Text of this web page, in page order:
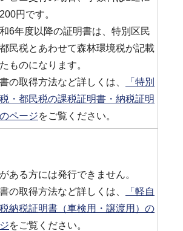
円です。
6年度以降の証明書は、特別区民
民税とあわせて森林環境税が記載
ものになります。
の取得方法など詳しくは、
「特別
・都民税の課税証明書・納税証明
ページをご覧ください。
ある方には発行できません。
の取得方法など詳しくは、
「軽自
納税証明書（車検用・譲渡用）の
をご覧ください。